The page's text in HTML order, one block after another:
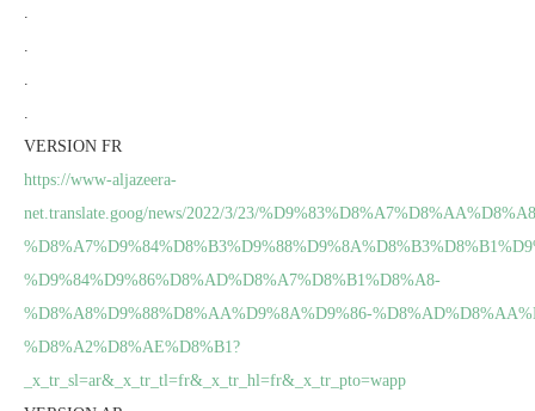
VERSION FR
https://www-aljazeera-
net.translate.goog/news/2022/3/23/
%D9%84%D9%86%D8%AD%D8%A7%D8%B1%D8%A8-
%D8%A8%D9%88%D8%AA%D9%8A%D9%86-
%D8%A2%D8%AE%D8%B1?
_x_tr_sl=ar&_x_tr_tl=fr&_x_tr_hl=fr&_x_tr_pto=wapp